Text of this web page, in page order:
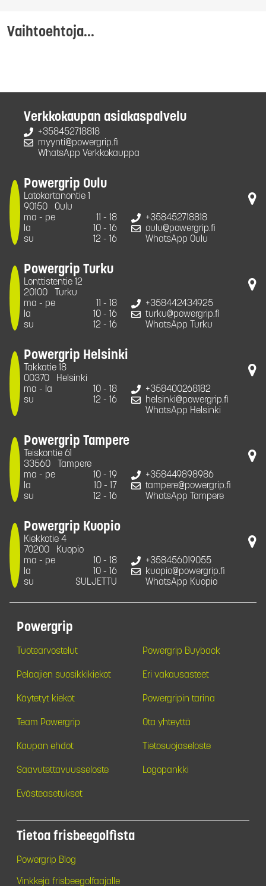
Vaihtoehtoja...
Verkkokaupan asiakaspalvelu
+358452718818
myynti@powergrip.fi
WhatsApp Verkkokauppa
Powergrip Oulu
Latokartanontie 1
90150
Oulu
ma - pe
11 - 18
la
10 - 16
su
12 - 16
+358452718818
oulu@powergrip.fi
WhatsApp Oulu
Powergrip Turku
Lonttistentie 12
20100
Turku
ma - pe
11 - 18
la
10 - 16
su
12 - 16
+358442434925
turku@powergrip.fi
WhatsApp Turku
Powergrip Helsinki
Takkatie 18
00370
Helsinki
ma - la
10 - 18
su
12 - 16
+358400268182
helsinki@powergrip.fi
WhatsApp Helsinki
Powergrip Tampere
Teiskontie 61
33560
Tampere
ma - pe
10 - 19
la
10 - 17
su
12 - 16
+358449898986
tampere@powergrip.fi
WhatsApp Tampere
Powergrip Kuopio
Kiekkotie 4
70200
Kuopio
ma - pe
10 - 18
la
10 - 16
su
SULJETTU
+358456019055
kuopio@powergrip.fi
WhatsApp Kuopio
Powergrip
Tuotearvostelut Powergrip Buyback
Pelaajien suosikkikiekot Eri vakausasteet
Käytetyt kiekot Powergripin tarina
Team Powergrip Ota yhteyttä
Kaupan ehdot Tietosuojaseloste
Saavutettavuusseloste Logopankki
Evästeasetukset
Tietoa frisbeegolfista
Powergrip Blog
Vinkkejä frisbeegolfaajalle